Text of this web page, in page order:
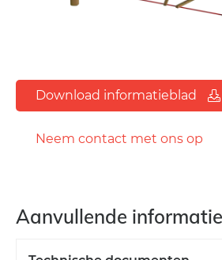
Download informatieblad
Neem contact met ons op
Aanvullende informatie